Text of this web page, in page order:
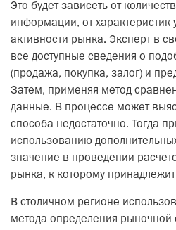
Это будет зависеть от
информации, от характеристик
активности рынка. Эксперт в
все доступные сведения о
(продажа, покупка, залог) и
Затем, применяя метод
данные. В процессе может
способа недостаточно. Тогда
использованию
значение в проведении
рынка, к которому
В столичном регионе
метода определения рыночной